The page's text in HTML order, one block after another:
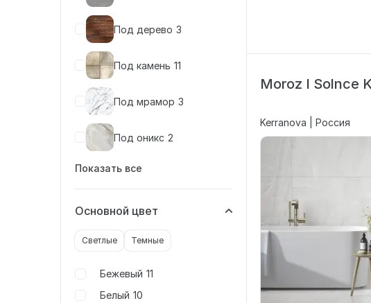
Под дерево 3
Под камень 11
Под мрамор 3
Под оникс 2
Показать все
Основной цвет
Светлые Темные
Бежевый 11
Белый 10
Moroz I Solnce
Kerranova | Россия